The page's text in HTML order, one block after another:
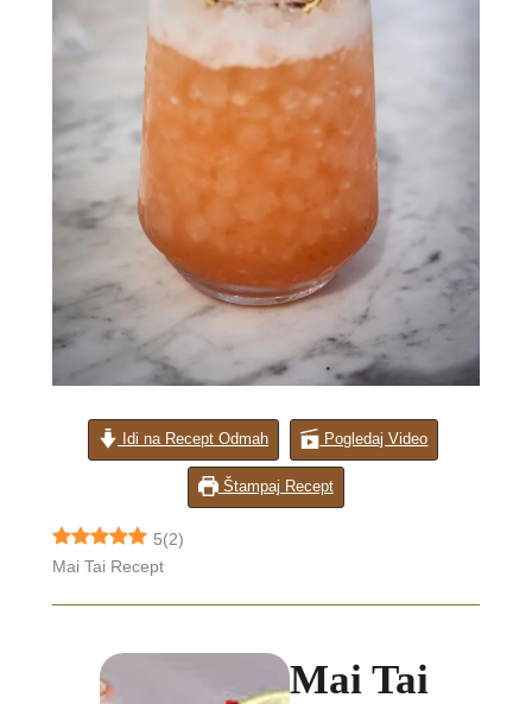
Idi na Recept Odmah Pogledaj Video
Štampaj Recept
5(2)
Mai Tai Recept
Mai Tai